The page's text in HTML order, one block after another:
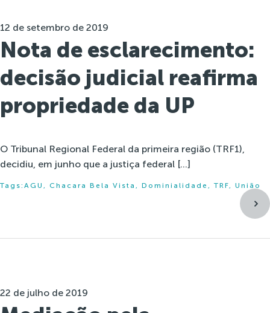
12 de setembro de 2019
Nota de esclarecimento:
decisão judicial reafirma
propriedade da UP
O Tribunal Regional Federal da primeira região (TRF1),
decidiu, em junho que a justiça federal […]
Tags: AGU , Chacara Bela Vista , Dominialidade , TRF, União
22 de julho de 2019